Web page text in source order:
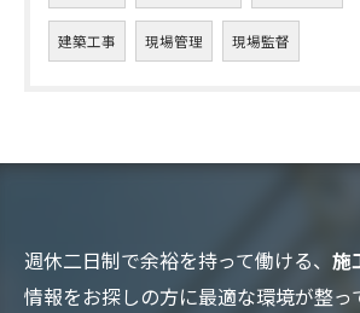
建築工事 現場管理 現場監督
週休二日制で余裕を持って働ける、 施
情報をお探しの方に最適な環境が整っ